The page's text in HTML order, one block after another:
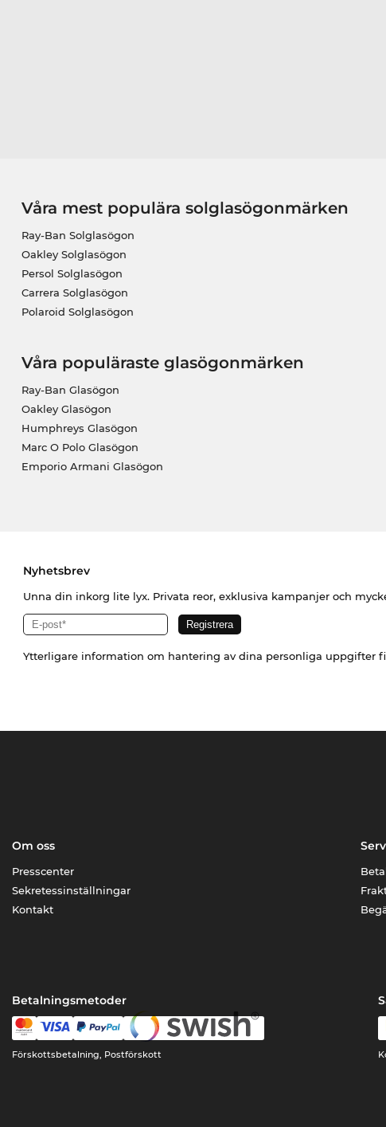
Våra mest populära solglasögonmärken
Ray-Ban Solglasögon
Oakley Solglasögon
Persol Solglasögon
Carrera Solglasögon
Polaroid Solglasögon
Våra populäraste glasögonmärken
Ray-Ban Glasögon
Oakley Glasögon
Humphreys Glasögon
Marc O Polo Glasögon
Emporio Armani Glasögon
Nyhetsbrev
Unna din inkorg lite lyx. Privata reor, exklusiva kampanjer och
Ytterligare information om hantering av dina personliga uppgifter
Om oss
Presscenter
Sekretessinställningar
Kontakt
Betalningsmetoder
Förskottsbetalning, Postförskott